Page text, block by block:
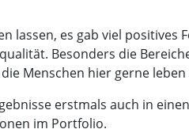
lassen, es gab viel positives
Besonders die
Menschen hier gerne
erstmals auch in
im Portfolio.